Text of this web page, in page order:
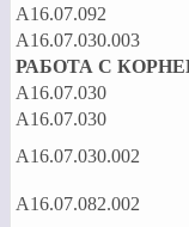
А16.07.092
A16.07.030.003
РАБОТА С
A16.07.030
A16.07.030
A16.07.030.002
А16.07.082.002